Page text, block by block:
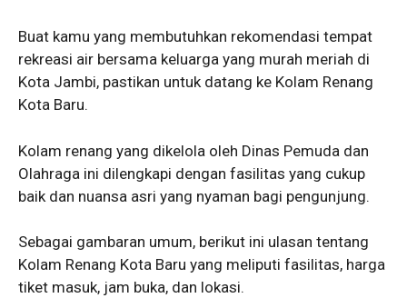
Buat kamu yang membutuhkan rekomendasi tempat
rekreasi air bersama keluarga yang murah meriah di
Kota Jambi, pastikan untuk datang ke Kolam Renang
Kota Baru.
Kolam renang yang dikelola oleh Dinas Pemuda dan
Olahraga ini dilengkapi dengan fasilitas yang cukup
baik dan nuansa asri yang nyaman bagi pengunjung.
Sebagai gambaran umum, berikut ini ulasan tentang
Kolam Renang Kota Baru yang meliputi fasilitas, harga
tiket masuk, jam buka, dan lokasi.